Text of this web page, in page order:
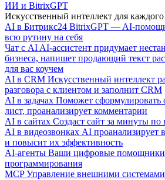
ИИ и BitrixGPT
Искусственный интеллект для каждого
AI в Битрикс24 BitrixGPT — AI-
всю рутину на себя
Чат с AI AI-ассистент придумает
бизнеса, напишет продающий текст
для вас коучем
AI в CRM Искусственный интеллект
разговора с клиентом и заполнит CRM
AI в задачах Поможет сформулировать
лист, проанализирует комментарии
AI в сайтах Создаст сайт за минуты
AI в видеозвонках AI проанализирует
и повысит их эффективность
AI-агенты Ваши цифровые
программирования
MCP Управление внешними